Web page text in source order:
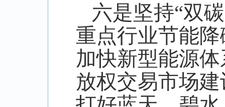
六是坚持“双
重点行业节能
加快新型能源
放权交易市场